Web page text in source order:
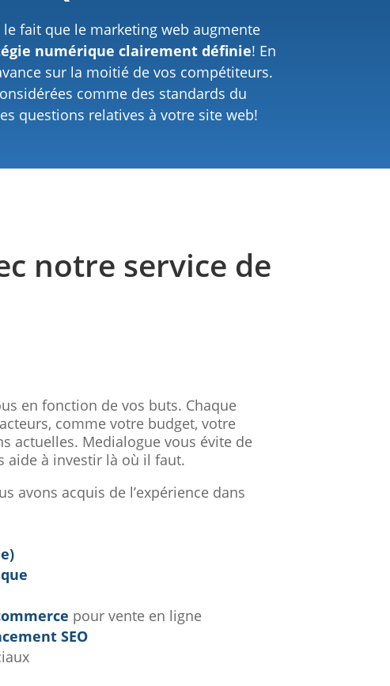
fait que le marketing web augmente
numérique clairement définie! En
sur la moitié de vos compétiteurs.
comme des standards du
questions relatives à votre site web!​
notre service de
en fonction de vos buts. Chaque
comme votre budget, votre
actuelles. Medialogue vous évite de
aide à investir là où il faut.
avons acquis de l’expérience dans
pour vente en ligne
SEO